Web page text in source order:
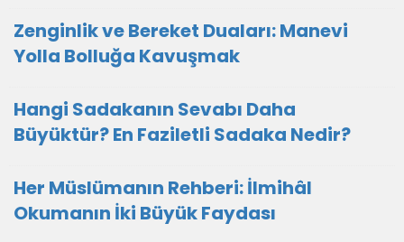
Zenginlik ve Bereket Duaları: Manevi
Yolla Bolluğa Kavuşmak
Hangi Sadakanın Sevabı Daha
Büyüktür? En Faziletli Sadaka Nedir?
Her Müslümanın Rehberi: İlmihâl
Okumanın İki Büyük Faydası